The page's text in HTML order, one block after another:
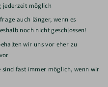
jederzeit möglich
auch länger, wenn es
noch nicht geschlossen!
wir uns vor eher zu
sind fast immer möglich, wenn wir